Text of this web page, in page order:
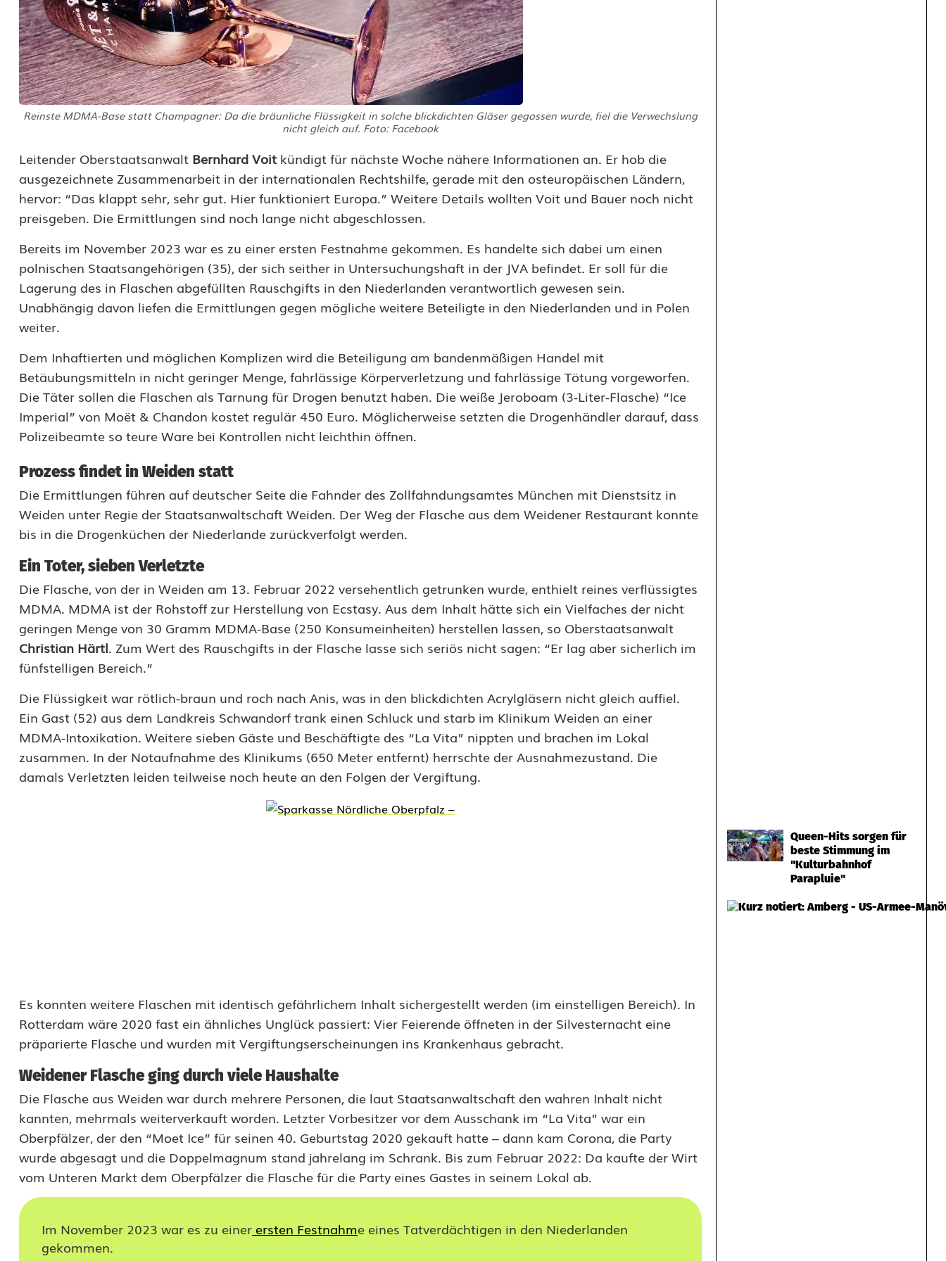
n
C
h
a
p
a
g
n
e
r
f
a
s
c
e
:
E
r
m
i
t
t
l
u
n
g
i
t
d
e
n
N
i
e
Reinste MDMA-Base statt Champagner: Da die bräunliche Flüssigkeit in solche blickdichten Gläser gegossen wurde, fiel die Verwechslung
nicht gleich auf. Foto: Facebook
Leitender Oberstaatsanwalt Bernhard Voit kündigt für nächste Woche nähere Informationen an. Er hob die
ausgezeichnete Zusammenarbeit in der internationalen Rechtshilfe, gerade mit den osteuropäischen Ländern,
hervor: “Das klappt sehr, sehr gut. Hier funktioniert Europa.” Weitere Details wollten Voit und Bauer noch nicht
preisgeben. Die Ermittlungen sind noch lange nicht abgeschlossen.
Bereits im November 2023 war es zu einer ersten Festnahme gekommen. Es handelte sich dabei um einen
polnischen Staatsangehörigen (35), der sich seither in Untersuchungshaft in der JVA befindet. Er soll für die
Lagerung des in Flaschen abgefüllten Rauschgifts in den Niederlanden verantwortlich gewesen sein.
Unabhängig davon liefen die Ermittlungen gegen mögliche weitere Beteiligte in den Niederlanden und in Polen
weiter.
Dem Inhaftierten und möglichen Komplizen wird die Beteiligung am bandenmäßigen Handel mit
Betäubungsmitteln in nicht geringer Menge, fahrlässige Körperverletzung und fahrlässige Tötung vorgeworfen.
Die Täter sollen die Flaschen als Tarnung für Drogen benutzt haben. Die weiße Jeroboam (3-Liter-Flasche) “Ice
Imperial” von Moët & Chandon kostet regulär 450 Euro. Möglicherweise setzten die Drogenhändler darauf, dass
Polizeibeamte so teure Ware bei Kontrollen nicht leichthin öffnen.
Prozess findet in Weiden statt
Die Ermittlungen führen auf deutscher Seite die Fahnder des Zollfahndungsamtes München mit Dienstsitz in
Weiden unter Regie der Staatsanwaltschaft Weiden. Der Weg der Flasche aus dem Weidener Restaurant konnte
bis in die Drogenküchen der Niederlande zurückverfolgt werden.
Ein Toter, sieben Verletzte
Die Flasche, von der in Weiden am 13. Februar 2022 versehentlich getrunken wurde, enthielt reines verflüssigtes
MDMA. MDMA ist der Rohstoff zur Herstellung von Ecstasy. Aus dem Inhalt hätte sich ein Vielfaches der nicht
geringen Menge von 30 Gramm MDMA-Base (250 Konsumeinheiten) herstellen lassen, so Oberstaatsanwalt
Christian Härtl. Zum Wert des Rauschgifts in der Flasche lasse sich seriös nicht sagen: “Er lag aber sicherlich im
fünfstelligen Bereich.”
Die Flüssigkeit war rötlich-braun und roch nach Anis, was in den blickdichten Acrylgläsern nicht gleich auffiel.
Ein Gast (52) aus dem Landkreis Schwandorf trank einen Schluck und starb im Klinikum Weiden an einer
MDMA-Intoxikation. Weitere sieben Gäste und Beschäftigte des “La Vita” nippten und brachen im Lokal
zusammen. In der Notaufnahme des Klinikums (650 Meter entfernt) herrschte der Ausnahmezustand. Die
damals Verletzten leiden teilweise noch heute an den Folgen der Vergiftung.
Es konnten weitere Flaschen mit identisch gefährlichem Inhalt sichergestellt werden (im einstelligen Bereich). In
Rotterdam wäre 2020 fast ein ähnliches Unglück passiert: Vier Feierende öffneten in der Silvesternacht eine
präparierte Flasche und wurden mit Vergiftungserscheinungen ins Krankenhaus gebracht.
Weidener Flasche ging durch viele Haushalte
Die Flasche aus Weiden war durch mehrere Personen, die laut Staatsanwaltschaft den wahren Inhalt nicht
kannten, mehrmals weiterverkauft worden. Letzter Vorbesitzer vor dem Ausschank im “La Vita” war ein
Oberpfälzer, der den “Moet Ice” für seinen 40. Geburtstag 2020 gekauft hatte – dann kam Corona, die Party
wurde abgesagt und die Doppelmagnum stand jahrelang im Schrank. Bis zum Februar 2022: Da kaufte der Wirt
vom Unteren Markt dem Oberpfälzer die Flasche für die Party eines Gastes in seinem Lokal ab.
Im November 2023 war es zu einer ersten Festnahme eines Tatverdächtigen in den Niederlanden
gekommen.
Queen-Hits sorgen für
beste Stimmung im
"Kulturbahnhof
Parapluie"